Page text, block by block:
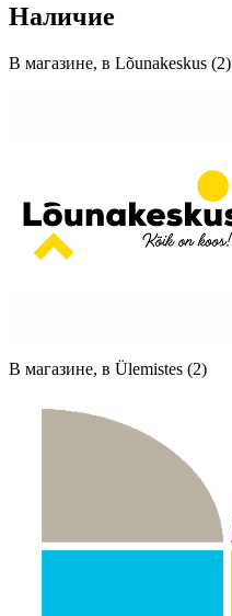
Наличие
В магазине, в Lõunakeskus (2)
В магазине, в Ülemistes (2)